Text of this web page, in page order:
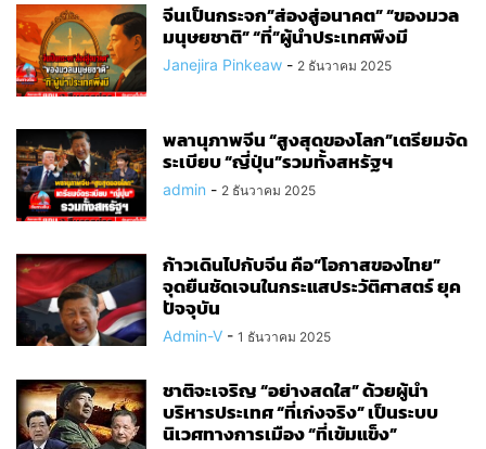
จีนเป็นกระจก”ส่องสู่อนาคต​” “ของมวล
มนุษยชาติ​” “ที่”ผู้นำประเทศ​พึง​มี​
Janejira Pinkeaw - 2 ธันวาคม 2025
พลานุภาพจีน “สูงสุดของโลก”เตรียมจัด
ระเบียบ​ “ญี่ปุ่น”รวมทั้งสหรัฐ​ฯ
admin - 2 ธันวาคม 2025
ก้าวเดินไปกับจีน คือ“โอกาสของไทย”
จุดยืนชัดเจนในกระแสประวัติศาสตร์ ยุค
ปัจจุบัน
Admin-V - 1 ธันวาคม 2025
ชาติจะเจริญ “อย่างสดใส” ด้วยผู้นำ
บริหารประเทศ “ที่เก่งจริง” เป็นระบบ
นิเวศทางการเมือง “ที่เข้มแข็ง”